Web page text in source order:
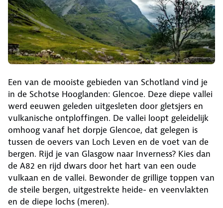
Een van de mooiste gebieden van Schotland vind je
in de Schotse Hooglanden: Glencoe. Deze diepe vallei
werd eeuwen geleden uitgesleten door gletsjers en
vulkanische ontploffingen. De vallei loopt geleidelijk
omhoog vanaf het dorpje Glencoe, dat gelegen is
tussen de oevers van Loch Leven en de voet van de
bergen. Rijd je van Glasgow naar Inverness? Kies dan
de A82 en rijd dwars door het hart van een oude
vulkaan en de vallei. Bewonder de grillige toppen van
de steile bergen, uitgestrekte heide- en veenvlakten
en de diepe lochs (meren).